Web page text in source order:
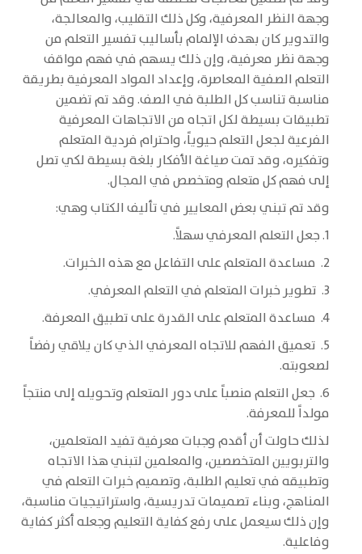
وجهة النظر المعرفية، وكل ذلك التقليب، والمعالجة،
والتدوير كان بهدف الإلمام بأساليب تفسير التعلم من
وجهة نظر معرفية، وإن ذلك يسهم في فهم مواقف
التعلم الصفية المعاصرة، وإعداد المواد المعرفية بطريقة
مناسبة تناسب كل الطلبة في الصف. وقد تم تضمين
تطبيقات بسيطة لكل اتجاه من الاتجاهات المعرفية
الفرعية لجعل التعلم حيوياً، واحترام فردية المتعلم
وتفكيره، وقد تمت صياغة الأفكار بلغة بسيطة لكي تصل
إلى فهم كل متعلم ومتخصص في المجال.
وقد تم تبني بعض المعايير في تأليف الكتاب وهي:
1. جعل التعلم المعرفي سهلاً.
2. مساعدة المتعلم على التفاعل مع هذه الخبرات.
3. تطوير خبرات المتعلم في التعلم المعرفي.
4. مساعدة المتعلم على القدرة على تطبيق المعرفة.
5. تعميق الفهم للاتجاه المعرفي الذي كان يلاقي رفضاً
لصعوبته.
6. جعل التعلم منصباً على دور المتعلم وتحويله إلى منتجاً
مولداً للمعرفة.
لذلك حاولت أن أقدم وجبات معرفية تفيد المتعلمين،
والتربويين المتخصصين، والمعلمين لتبني هذا الاتجاه
وتطبيقه في تعليم الطلبة، وتصميم خبرات التعلم في
المناهج، وبناء تصميمات تدريسية، واستراتيجيات مناسبة،
وإن ذلك سيعمل على رفع كفاية التعليم وجعله أكثر كفاية
وفاعلية.